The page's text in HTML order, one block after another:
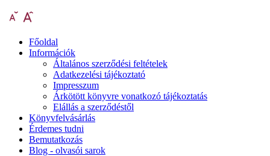
Főoldal
Információk
Általános szerződési feltételek
Adatkezelési tájékoztató
Impresszum
Árkötött könyvre vonatkozó tájékoztatás
Elállás a szerződéstől
Könyvfelvásárlás
Érdemes tudni
Bemutatkozás
Blog - olvasói sarok